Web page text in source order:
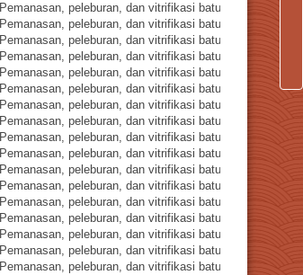
Pemanasan, peleburan, dan vitrifikasi batuan seri 23-
Pemanasan, peleburan, dan vitrifikasi batuan seri 24-
Pemanasan, peleburan, dan vitrifikasi batuan seri 25-
Pemanasan, peleburan, dan vitrifikasi batuan seri 26-
Pemanasan, peleburan, dan vitrifikasi batuan seri 27-
Pemanasan, peleburan, dan vitrifikasi batuan seri 28-
Pemanasan, peleburan, dan vitrifikasi batuan seri 29-
Pemanasan, peleburan, dan vitrifikasi batuan seri 30-
Pemanasan, peleburan, dan vitrifikasi batuan seri 31-
Pemanasan, peleburan, dan vitrifikasi batuan seri 32-
Pemanasan, peleburan, dan vitrifikasi batuan seri 33-Biotit
Pemanasan, peleburan, dan vitrifikasi batuan seri 34-Barit
Pemanasan, peleburan, dan vitrifikasi batuan seri 35-
Pemanasan, peleburan, dan vitrifikasi batuan seri 36-
Pemanasan, peleburan, dan vitrifikasi batuan seri 37-
Pemanasan, peleburan, dan vitrifikasi batuan seri 38-
Pemanasan, peleburan, dan vitrifikasi batuan seri 39-